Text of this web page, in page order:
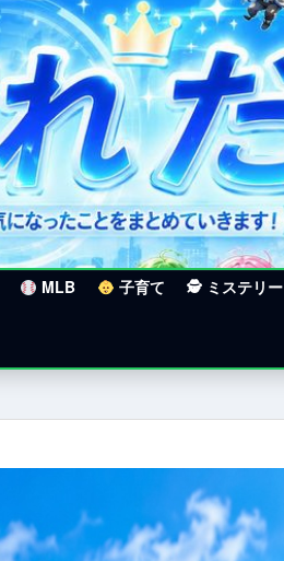
MLB 子育て 🕵 ミステリー